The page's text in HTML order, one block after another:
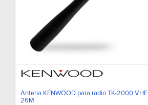
Antena KENWOOD para radio TK-2000 VHF tipo Helicoidal KRA-
26M